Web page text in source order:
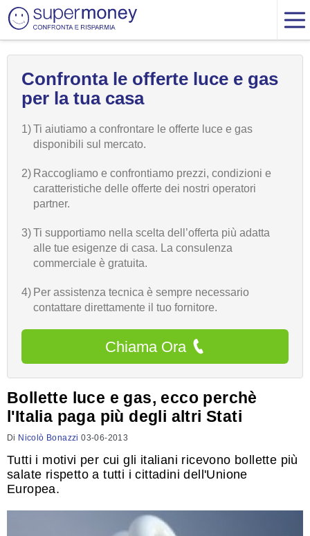
Confronta le offerte luce e gas
per la tua casa
1)Ti aiutiamo a confrontare le offerte luce e gas
disponibili sul mercato.
2) Raccogliamo e confrontiamo prezzi, condizioni e
caratteristiche delle offerte dei nostri operatori
partner.
3)Ti supportiamo nella scelta dell’offerta più adatta
alle tue esigenze di casa. La consulenza
commerciale è gratuita.
4) Per assistenza tecnica è sempre necessario
contattare direttamente il tuo fornitore.
Chiama Ora
Bollette luce e gas, ecco perchè
l'Italia paga più degli altri Stati
Di Nicolò Bonazzi 03-06-2013
Tutti i motivi per cui gli italiani ricevono bollette più
salate rispetto a tutti i cittadini dell'Unione
Europea.